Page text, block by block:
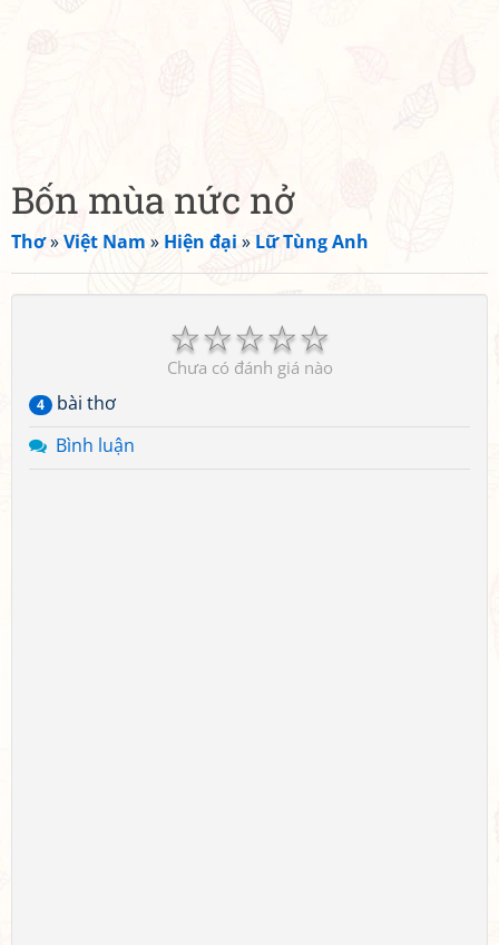
Bốn mùa nức nở
Thơ»Việt Nam » Hiện đại » Lữ Tùng Anh
☆
☆
☆
☆
☆
Chưa có đánh giá nào
4
bài thơ
Bình luận